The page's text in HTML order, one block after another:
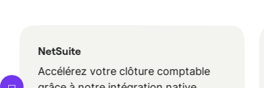
NetSuite
Accélérez votre clôture comptable